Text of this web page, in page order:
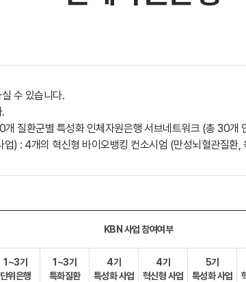
수 있습니다.
질환군별 특성화 인체자원은행 서브네트워크 (총 30개
) : 4개의 혁신형 바이오뱅킹 컨소시엄 (만성뇌혈관질환,
KBN 사업 참여여부
1~3기
단위은행
1~3기
특화질환
4기
특성화 사업
4기
혁신형 사업
5기
특성화 사업